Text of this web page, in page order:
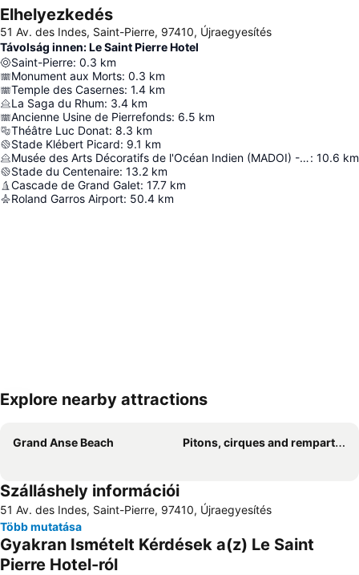
Elhelyezkedés
51 Av. des Indes, Saint-Pierre, 97410, Újraegyesítés
Távolság innen: Le Saint Pierre Hotel
Saint-Pierre: 0.3 km
Monument aux Morts: 0.3 km
Temple des Casernes: 1.4 km
La Saga du Rhum: 3.4 km
Ancienne Usine de Pierrefonds: 6.5 km
Théâtre Luc Donat: 8.3 km
Stade Klébert Picard: 9.1 km
Musée des Arts Décoratifs de l'Océan Indien (MADOI) - Domaine de Maison Rouge: 10.6 km
Stade du Centenaire: 13.2 km
Cascade de Grand Galet: 17.7 km
Roland Garros Airport: 50.4 km
Nagy méretű térkép
Explore nearby attractions
Grand Anse Beach Pitons, cirques and remparts of Reunion Island
Szálláshely információi
51 Av. des Indes, Saint-Pierre, 97410, Újraegyesítés
Több mutatása
Gyakran Ismételt Kérdések a(z) Le Saint
Pierre Hotel-ról